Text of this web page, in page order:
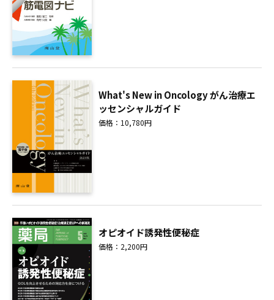
What's New in Oncology がん治療エ
ッセンシャルガイド
価格：10,780円
オピオイド誘発性便秘症
価格：2,200円